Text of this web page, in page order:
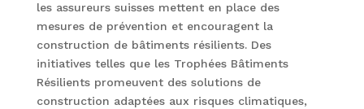
les assureurs suisses mettent en place des
mesures de prévention et encouragent la
construction de bâtiments résilients. Des
initiatives telles que les Trophées Bâtiments
Résilients promeuvent des solutions de
construction adaptées aux risques climatiques,